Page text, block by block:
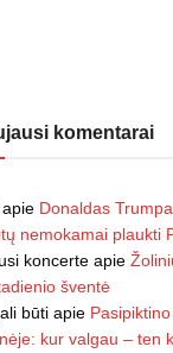
komentarai
apie Donaldas
nemokamai plaukti
koncerte apie
šventė
būti apie
kur valgau – ten